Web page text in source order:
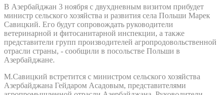
В Азербайджан 3 ноября с двухдневным визитом прибудет
министр сельского хозяйства и развития села Польши Марек
Савицкий. Его будут сопровождать руководители
ветеринарной и фитосанитарной инспекции, а также
представители групп производителей агропродовольственной
отрасли страны, - сообщили в посольстве Польши в
Азербайджане.
М.Савицкий встретится с министром сельского хозяйства
Азербайджана Гейдаром Асадовым, представителями